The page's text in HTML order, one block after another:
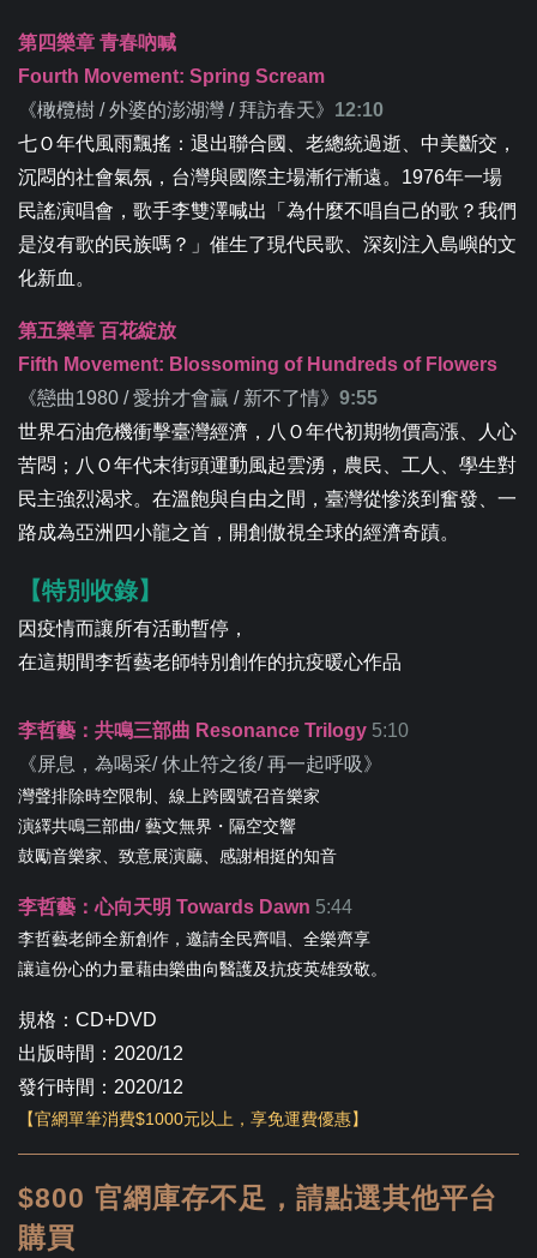
第四樂章 青春吶喊
Fourth Movement: Spring Scream
《橄欖樹 / 外婆的澎湖灣 / 拜訪春天》 12:10
七Ｏ年代風雨飄搖：退出聯合國、老總統過逝、中美斷交，
沉悶的社會氣氛，台灣與國際主場漸行漸遠。1976年一場
民謠演唱會，歌手李雙澤喊出「為什麼不唱自己的歌？我們
是沒有歌的民族嗎？」催生了現代民歌、深刻注入島嶼的文
化新血。
第五樂章 百花綻放
Fifth Movement: Blossoming of Hundreds of Flowers
《戀曲1980 / 愛拚才會贏 / 新不了情》 9:55
世界石油危機衝擊臺灣經濟，八Ｏ年代初期物價高漲、人心
苦悶；八Ｏ年代末街頭運動風起雲湧，農民、工人、學生對
民主強烈渴求。在溫飽與自由之間，臺灣從慘淡到奮發、一
路成為亞洲四小龍之首，開創傲視全球的經濟奇蹟。
【特別收錄】
因疫情而讓所有活動暫停，
在這期間李哲藝老師特別創作的抗疫暖心作品
李哲藝：共鳴三部曲 Resonance Trilogy 5:10
《屏息，為喝采/ 休止符之後/ 再一起呼吸》
灣聲排除時空限制、線上跨國號召音樂家
演繹共鳴三部曲/ 藝文無界・隔空交響
鼓勵音樂家、致意展演廳、感謝相挺的知音
李哲藝：心向天明 Towards Dawn 5:44
李哲藝老師全新創作，邀請全民齊唱、全樂齊享
讓這份心的力量藉由樂曲向醫護及抗疫英雄致敬。
規格：CD+DVD
出版時間：2020/12
發行時間：2020/12
【官網單筆消費$1000元以上，享免運費優惠】
$800 官網庫存不足，請點選其他平台
購買